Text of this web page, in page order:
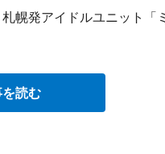
幌発アイドルユニット「
読む